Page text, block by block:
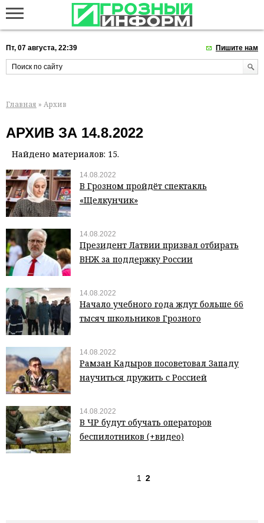
Пт, 07 августа, 22:39 Пишите нам
Главная » Архив
АРХИВ ЗА 14.8.2022
Найдено материалов: 15.
14.08.2022
В Грозном пройдёт спектакль
«Щелкунчик»
14.08.2022
Президент Латвии призвал отбирать
ВНЖ за поддержку России
14.08.2022
Начало учебного года ждут больше 66
тысяч школьников Грозного
14.08.2022
Рамзан Кадыров посоветовал Западу
научиться дружить с Россией
14.08.2022
В ЧР будут обучать операторов
беспилотников (+видео)
1 2